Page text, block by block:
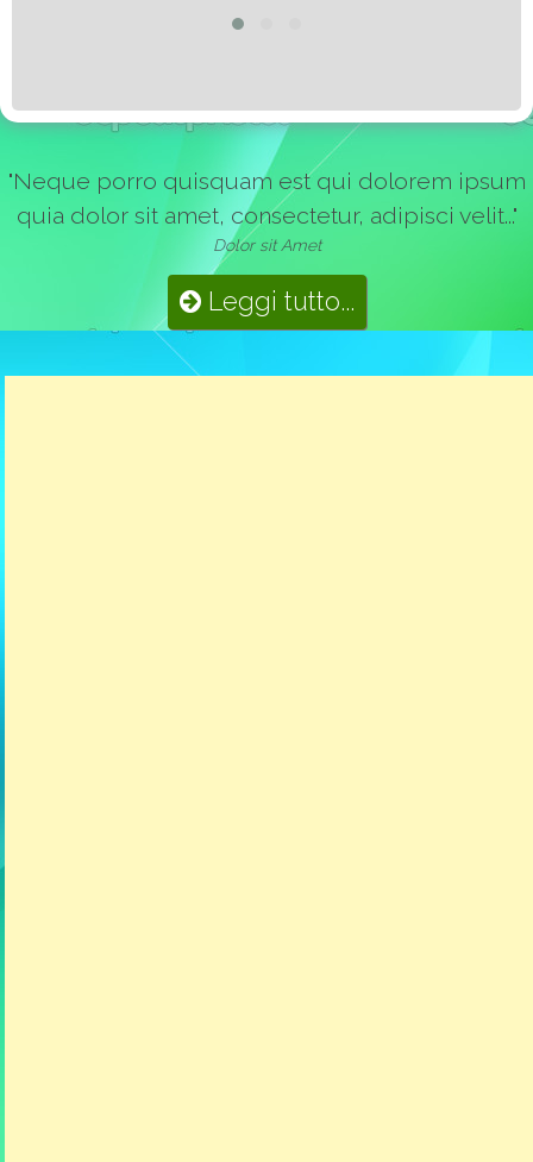
"Neque porro quisquam est qui dolorem ipsum
quia dolor sit amet, consectetur, adipisci velit..."
Dolor sit Amet
Leggi tutto...